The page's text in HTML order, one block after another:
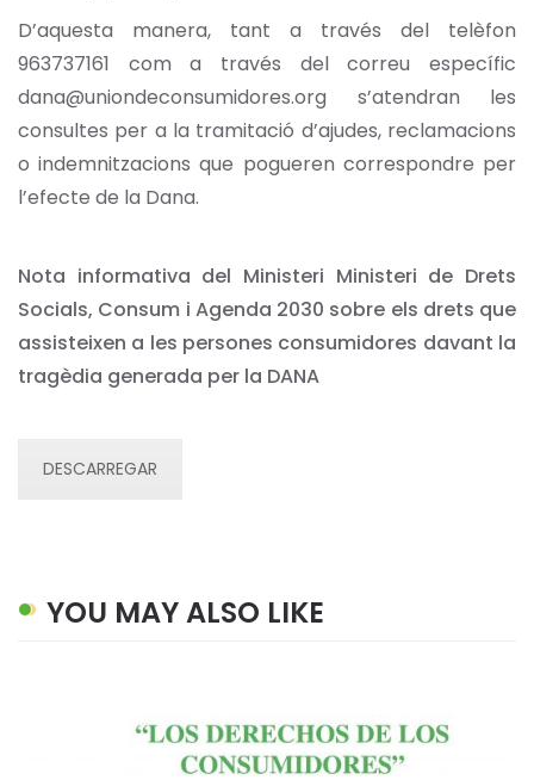
D’aquesta manera, tant a través del telèfon
963737161 com a través del correu específic
dana@uniondeconsumidores.org s’atendran les
consultes per a la tramitació d’ajudes, reclamacions
o indemnitzacions que pogueren correspondre per
l’efecte de la Dana.
Nota informativa del Ministeri Ministeri de Drets
Socials, Consum i Agenda 2030 sobre els drets que
assisteixen a les persones consumidores davant la
tragèdia generada per la DANA
DESCARREGAR
YOU MAY ALSO LIKE